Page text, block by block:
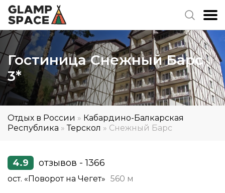
Гостиница Снежный Барс
3*
Отдых в России » Кабардино-Балкарская
Республика »Терскол » Снежный Барс
4.9 отзывов - 1366
ост. «Поворот на Чегет» 560 м